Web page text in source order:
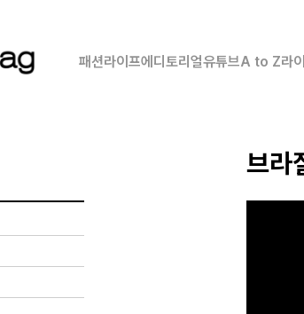
패션라이프에디토리얼유튜브A to Z라
브라